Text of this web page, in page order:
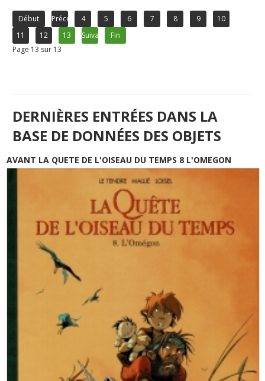
Début Précédent
4 5 6 7 8 9
10
11
12 13 Suivant
Fin
Page 13 sur 13
DERNIÈRES ENTRÉES DANS LA
BASE DE DONNÉES DES OBJETS
AVANT LA QUETE DE L'OISEAU DU TEMPS 8 L'OMEGON